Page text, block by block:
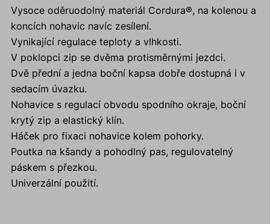
Vysoce oděruodolný materiál Cordura®, na kolenou a
koncích nohavic navíc zesílení.
Vynikající regulace teploty a vlhkosti.
V poklopci zip se dvěma protisměrnými jezdci.
Dvě přední a jedna boční kapsa dobře dostupná i v
sedacím úvazku.
Nohavice s regulací obvodu spodního okraje, boční
krytý zip a elastický klín.
Háček pro fixaci nohavice kolem pohorky.
Poutka na kšandy a pohodlný pas, regulovatelný
páskem s přezkou.
Univerzální použití.